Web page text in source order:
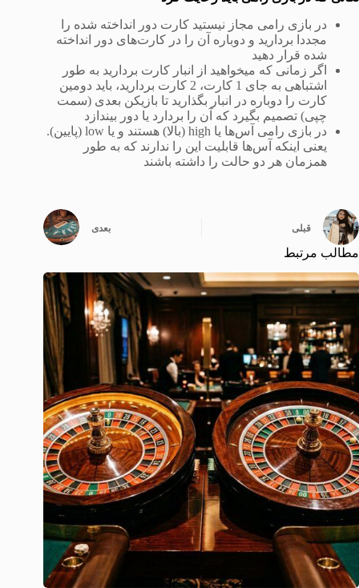
در بازی رامی مجاز نیستید کارت دور انداخته شده را
مجددا بردارید و دوباره آن را در کارت‌های دور انداخته
شده قرار دهید
اگر زمانی که میخواهید از انبار کارت بردارید به طور
اشتباهی به جای 1 کارت، 2 کارت بردارید، باید دومین
کارت را دوباره در انبار بگذارید تا بازیکن بعدی (سمت
چپی) تصمیم بگیرد که آن را بردارد یا دور بیندازد
در بازی رامی آس‌ها یا high (بالا) هستند و یا low (پایین).
یعنی اینکه آس‌ها قابلیت این را ندارند که به طور
همزمان هر دو حالت را داشته باشند
قبلی بعدی
مطالب مرتبط